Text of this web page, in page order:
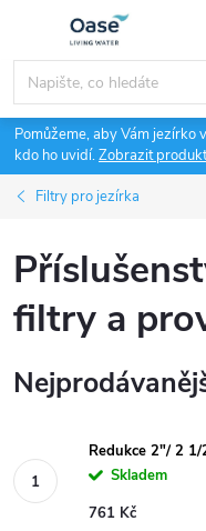
obsah
Pomůžeme, aby Vám jezírko
kdo ho uvidí.Zobrazit
Filtry pro jezírka
filtry a
Redukce 2"/ 2
Skladem
761 Kč